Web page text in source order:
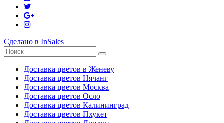
Сделано в InSales
Доставка цветов в Женеву
Доставка цветов Нячанг
Доставка цветов Москва
Доставка цветов Осло
Доставка цветов Калининград
Доставка цветов Пхукет